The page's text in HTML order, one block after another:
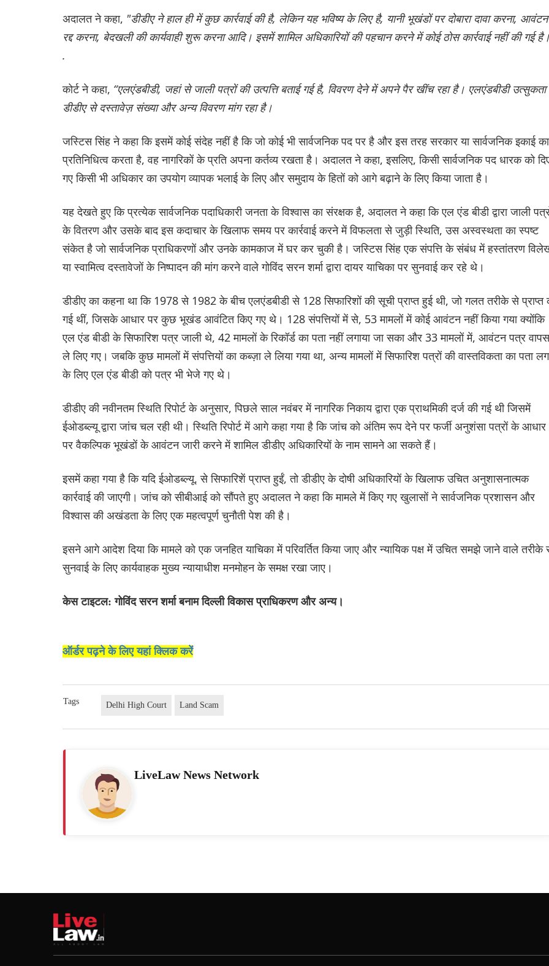
अदालत ने कहा, "डीडीए ने हाल ही में कुछ कार्रवाई की है, लेकिन यह भविष्य के लिए है, यानी भूखंडों पर दोबारा दावा करना, आवंटन
रद्द करना, बेदखली की कार्यवाही शुरू करना आदि। इसमें शामिल अधिकारियों की पहचान करने में कोई ठोस कार्रवाई नहीं की गई
.
कोर्ट ने कहा, “एलएंडबीडी, जहां से जाली पत्रों की उत्पत्ति बताई गई है, विवरण देने में अपने पैर खींच रहा है। एलएंडबीडी
डीडीए से दस्तावेज़ संख्या और अन्य विवरण मांग रहा है।
जस्टिस सिंह ने कहा कि इसमें कोई संदेह नहीं है कि जो कोई भी सार्वजनिक पद पर है और इस तरह सरकार या सार्वजनिक इकाई का
प्रतिनिधित्व करता है, वह नागरिकों के प्रति अपना कर्तव्य रखता है। अदालत ने कहा, इसलिए, किसी सार्वजनिक पद धारक को
गए किसी भी अधिकार का उपयोग व्यापक भलाई के लिए और समुदाय के हितों को आगे बढ़ाने के लिए किया जाता है।
यह देखते हुए कि प्रत्येक सार्वजनिक पदाधिकारी जनता के विश्वास का संरक्षक है, अदालत ने कहा कि एल एंड बीडी द्वारा जाली
के वितरण और उसके बाद इस कदाचार के खिलाफ समय पर कार्रवाई करने में विफलता से जुड़ी स्थिति, उस अस्वस्थता का स्पष्ट
संकेत है जो सार्वजनिक प्राधिकरणों और उनके कामकाज में घर कर चुकी है। जस्टिस सिंह एक संपत्ति के संबंध में हस्तांतरण
या स्वामित्व दस्तावेजों के निष्पादन की मांग करने वाले गोविंद सरन शर्मा द्वारा दायर याचिका पर सुनवाई कर रहे थे।
डीडीए का कहना था कि 1978 से 1982 के बीच एलएंडबीडी से 128 सिफारिशों की सूची प्राप्त हुई थी, जो गलत तरीके से प्राप्त
गई थीं, जिसके आधार पर कुछ भूखंड आवंटित किए गए थे। 128 संपत्तियों में से, 53 मामलों में कोई आवंटन नहीं किया गया क्योंकि
एल एंड बीडी के सिफारिश पत्र जाली थे, 42 मामलों के रिकॉर्ड का पता नहीं लगाया जा सका और 33 मामलों में, आवंटन पत्र वापस
ले लिए गए। जबकि कुछ मामलों में संपत्तियों का कब्ज़ा ले लिया गया था, अन्य मामलों में सिफारिश पत्रों की वास्तविकता का पता
के लिए एल एंड बीडी को पत्र भी भेजे गए थे।
डीडीए की नवीनतम स्थिति रिपोर्ट के अनुसार, पिछले साल नवंबर में नागरिक निकाय द्वारा एक प्राथमिकी दर्ज की गई थी जिसमें
ईओडब्ल्यू द्वारा जांच चल रही थी। स्थिति रिपोर्ट में आगे कहा गया है कि जांच को अंतिम रूप देने पर फर्जी अनुशंसा पत्रों के आधार
पर वैकल्पिक भूखंडों के आवंटन जारी करने में शामिल डीडीए अधिकारियों के नाम सामने आ सकते हैं।
इसमें कहा गया है कि यदि ईओडब्ल्यू. से सिफारिशें प्राप्त हुईं, तो डीडीए के दोषी अधिकारियों के खिलाफ उचित अनुशासनात्मक
कार्रवाई की जाएगी। जांच को सीबीआई को सौंपते हुए अदालत ने कहा कि मामले में किए गए खुलासों ने सार्वजनिक प्रशासन और
विश्वास की अखंडता के लिए एक महत्वपूर्ण चुनौती पेश की है।
इसने आगे आदेश दिया कि मामले को एक जनहित याचिका में परिवर्तित किया जाए और न्यायिक पक्ष में उचित समझे जाने वाले तरीके
सुनवाई के लिए कार्यवाहक मुख्य न्यायाधीश मनमोहन के समक्ष रखा जाए।
केस टाइटल: गोविंद सरन शर्मा बनाम दिल्ली विकास प्राधिकरण और अन्य।
ऑर्डर पढ़ने के लिए यहां क्लिक करें
Tags Delhi High Court Land Scam
LiveLaw News Network